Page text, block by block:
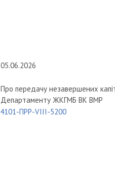
05.06.2026
Про передачу незавершених
Департаменту ЖКГМБ ВК ВМР
4101-ПРР-VIII-5200